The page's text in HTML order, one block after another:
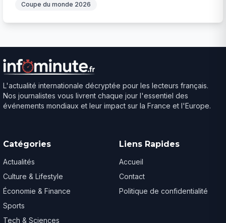
Coupe du monde 2026
L'actualité internationale décryptée pour les lecteurs français.
Nos journalistes vous livrent chaque jour l'essentiel des
événements mondiaux et leur impact sur la France et l'Europe.
Catégories
Actualités
Culture & Lifestyle
Économie & Finance
Sports
Tech & Sciences
Liens Rapides
Accueil
Contact
Politique de confidentialité